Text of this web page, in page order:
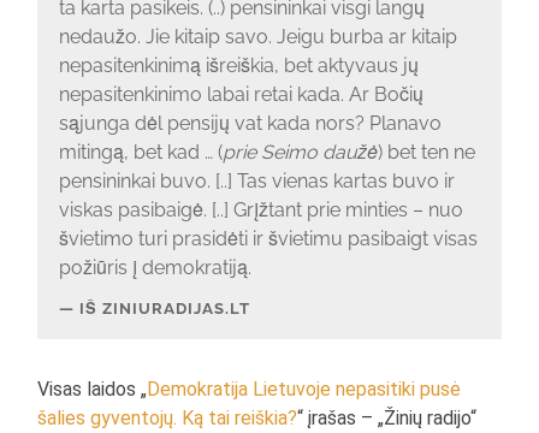
ta karta pasikeis. (..) pensininkai visgi langų
nedaužo. Jie kitaip savo. Jeigu burba ar kitaip
nepasitenkinimą išreiškia, bet aktyvaus jų
nepasitenkinimo labai retai kada. Ar Bočių
sąjunga dėl pensijų vat kada nors? Planavo
mitingą, bet kad … (prie Seimo daužė) bet ten ne
pensininkai buvo. [..] Tas vienas kartas buvo ir
viskas pasibaigė. [..] Grįžtant prie minties – nuo
švietimo turi prasidėti ir švietimu pasibaigt visas
požiūris į demokratiją.
IŠ ZINIURADIJAS.LT
Visas laidos „Demokratija Lietuvoje nepasitiki pusė
šalies gyventojų. Ką tai reiškia?“ įrašas – „Žinių radijo“